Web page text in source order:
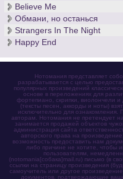
Believe Me
Обмани, но останься
Strangers In The Night
Happy End
Нотомания представляет
разрабатывается с целью
популярных произведений
основе в переложениях для
фортепиано, скрипки, виолончели
(тексты песен, аккорды и ноты)
исключительно для ознакомления.
авторам. Нотомания не претендует
занимается продажей объектов
администрация сайта
авторского права на
возможность предоставить нам
либо причине не хотите, чтобы
пользователям,
(notomania[собака]mail.ru) письмо (в
ссылки на страницу произведения
самоучитель или другое
документов, подтверждающие